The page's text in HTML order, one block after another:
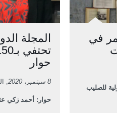
في
للصليب
المجلة
حوار
8 سبتمبر، 2020 ,
حوار: أحمد زكي